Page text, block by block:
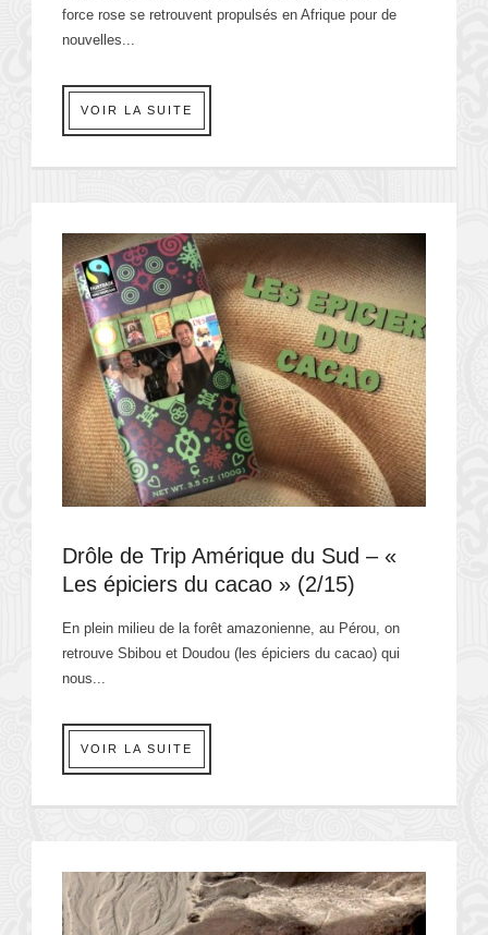
force rose se retrouvent propulsés en Afrique pour de
nouvelles...
VOIR LA SUITE
Drôle de Trip Amérique du Sud – «
Les épiciers du cacao » (2/15)
En plein milieu de la forêt amazonienne, au Pérou, on
retrouve Sbibou et Doudou (les épiciers du cacao) qui
nous...
VOIR LA SUITE